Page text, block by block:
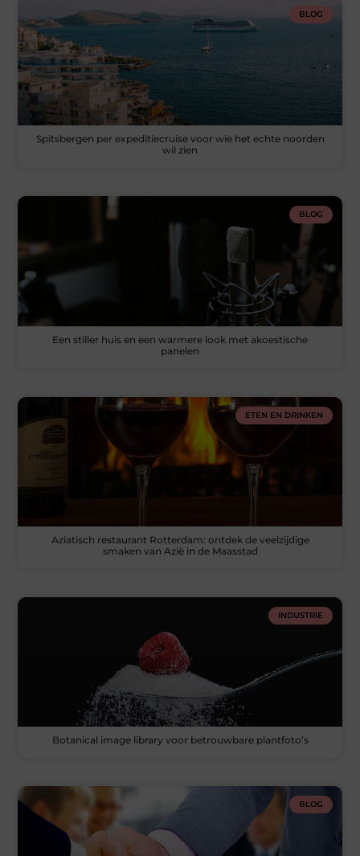
BLOG
Spitsbergen per expeditiecruise voor wie het echte noorden
wil zien
BLOG
Een stiller huis en een warmere look met akoestische
panelen
ETEN EN DRINKEN
Aziatisch restaurant Rotterdam: ontdek de veelzijdige
smaken van Azië in de Maasstad
INDUSTRIE
Botanical image library voor betrouwbare plantfoto’s
BLOG